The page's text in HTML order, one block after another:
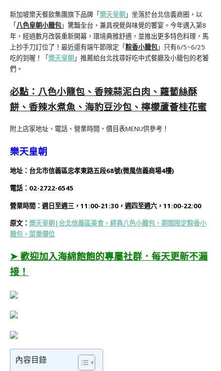
新加坡樂天餐飲集團旗下品牌「樂天皇朝」坐落於台北信義商圈，以
「八色皇朝小籠包」驚豔全台，兼具視覺與味覺的饗宴。今年邁入第8
年，經過數月改裝重新開幕，環境典雅舒適，並推出更多特色料理，馬
上抄手刀訂位了！最近還有端午節限定「粽香小籠包」只有6/5~6/25
吃的到喔！「樂天皇朝」推薦給台北找尋好吃中式餐廳及小籠包的老饕
們。
必點：八色小籠包、香辣蒜泥白肉、蘿蔔絲酥
餅、香辣水煮魚、海豹豆沙包、檸檬蘆薈桂花蜜
附上店家地址、電話、營業時間、價目表MENU供參考！
樂天皇朝
地址：台北市信義區忠孝東路五段68號(微風信義商場4樓)
電話：02-2722-6545
營業時間： 週日至週三，11:00-21:30，週四至週六，11:00-22:00
原文： 樂天皇朝|台北信義區美食，經典八色小籠包，期間限定粽香小
籠包，菜單價位
➤ 歡迎加入海綿飽飽的專屬社群．每天更新不漏
接！
內容目錄